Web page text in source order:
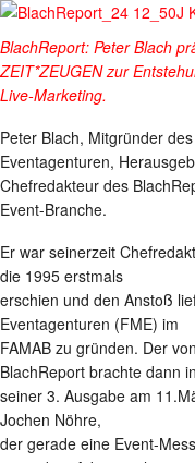
BlachReport: Peter Blach
ZEIT*ZEUGEN zur
Live-Marketing.
Peter Blach, Mitgründer
Eventagenturen,
Chefredakteur des
Event-Branche.
Er war seinerzeit
die 1995 erstmals
erschien und den Anstoß
Eventagenturen (FME) im
FAMAB zu gründen. Der
BlachReport brachte dann in
seiner 3. Ausgabe am
Jochen Nöhre,
der gerade eine Event-